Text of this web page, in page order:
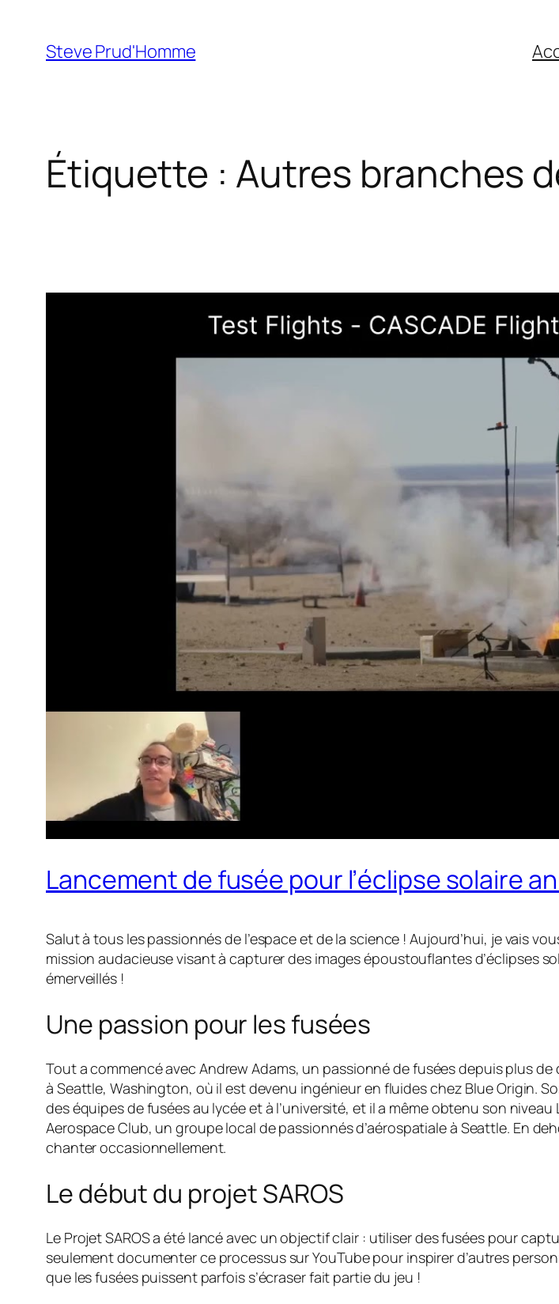
contenu
Steve Prud'Homme
Étiquette : Autres branches
Lancement de fusée pour l’éclipse solaire
Salut à tous les passionnés de l’espace et de la science ! Aujourd’hui, je vais
mission audacieuse visant à capturer des images époustouflantes d’éclipses
émerveillés !
Une passion pour les fusées
Tout a commencé avec Andrew Adams, un passionné de fusées depuis plus
à Seattle, Washington, où il est devenu ingénieur en fluides chez Blue Origin.
des équipes de fusées au lycée et à l’université, et il a même obtenu son
Aerospace Club, un groupe local de passionnés d’aérospatiale à Seattle. En
chanter occasionnellement.
Le début du projet SAROS
Le Projet SAROS a été lancé avec un objectif clair : utiliser des fusées pour
seulement documenter ce processus sur YouTube pour inspirer d’autres
que les fusées puissent parfois s’écraser fait partie du jeu !